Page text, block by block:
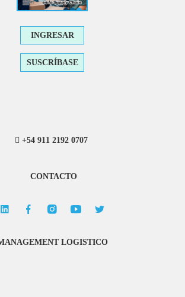
INGRESAR
SUSCRÍBASE
+54 911 2192 0707
CONTACTO
LOGISTICO